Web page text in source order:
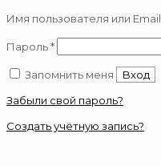
Имя пользователя или Email
Пароль*Обязательно
Запомнить меня
Вход
Забыли свой пароль?
Создать учётную запись?